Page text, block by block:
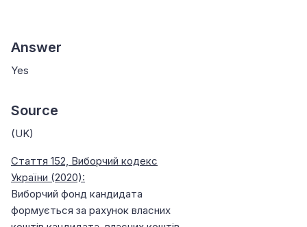
Answer
Yes
Source
(UK)
Стаття 152, Виборчий кодекс
України (2020):
Виборчий фонд кандидата
формується за рахунок власних